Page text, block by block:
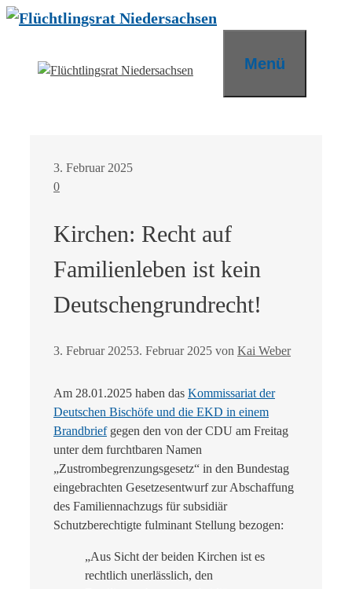
Zum
Menü
3. Februar 2025
0
Kirchen: Recht auf
Familienleben ist kein
Deutschengrundrecht!
3. Februar 20253. Februar 2025 von Kai Weber
Am 28.01.2025 haben das Kommissariat der
Deutschen Bischöfe und die EKD in einem
Brandbriefgegen den von der CDU am Freitag
unter dem furchtbaren Namen
„Zustrombegrenzungsgesetz“ in den Bundestag
eingebrachten Gesetzesentwurf zur Abschaffung
des Familiennachzugs für subsidiär
Schutzberechtigte fulminant Stellung bezogen:
„Aus Sicht der beiden Kirchen ist es
rechtlich unerlässlich, den